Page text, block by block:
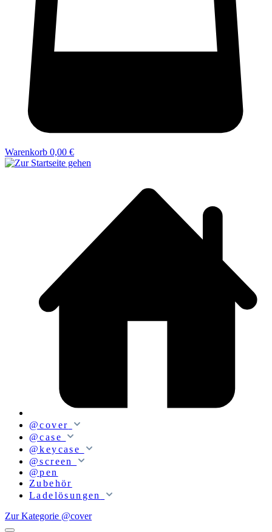
Warenkorb 0,00 €
@cover
@case
@keycase
@screen
@pen
Zubehör
Ladelösungen
Zur Kategorie @cover